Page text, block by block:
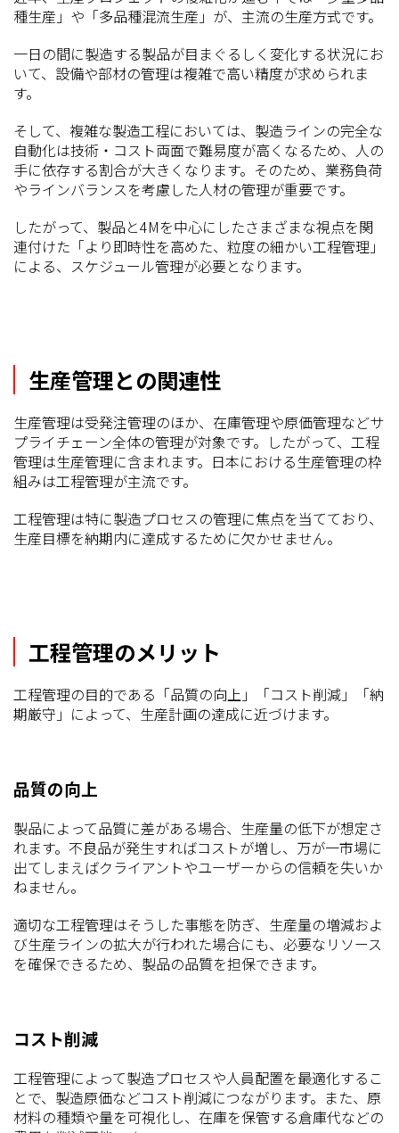
種生産」や「多品種混流生産」が、主流の生産方式です。
一日の間に製造する製品が目まぐるしく変化する状況にお
いて、設備や部材の管理は複雑で高い精度が求められま
す。
そして、複雑な製造工程においては、製造ラインの完全な
自動化は技術・コスト両面で難易度が高くなるため、人の
手に依存する割合が大きくなります。そのため、業務負荷
やラインバランスを考慮した人材の管理が重要です。
したがって、製品と4Mを中心にしたさまざまな視点を関
連付けた「より即時性を高めた、粒度の細かい工程管理」
による、スケジュール管理が必要となります。
生産管理との関連性
生産管理は受発注管理のほか、在庫管理や原価管理などサ
プライチェーン全体の管理が対象です。したがって、工程
管理は生産管理に含まれます。日本における生産管理の枠
組みは工程管理が主流です。
工程管理は特に製造プロセスの管理に焦点を当てており、
生産目標を納期内に達成するために欠かせません。
工程管理のメリット
工程管理の目的である「品質の向上」「コスト削減」「納
期厳守」によって、生産計画の達成に近づけます。
品質の向上
製品によって品質に差がある場合、生産量の低下が想定さ
れます。不良品が発生すればコストが増し、万が一市場に
出てしまえばクライアントやユーザーからの信頼を失いか
ねません。
適切な工程管理はそうした事態を防ぎ、生産量の増減およ
び生産ラインの拡大が行われた場合にも、必要なリソース
を確保できるため、製品の品質を担保できます。
コスト削減
工程管理によって製造プロセスや人員配置を最適化するこ
とで、製造原価などコスト削減につながります。また、原
材料の種類や量を可視化し、在庫を保管する倉庫代などの